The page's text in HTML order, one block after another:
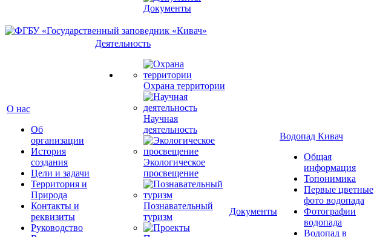
Документы
О нас
Об
организации
История
создания
Цели и задачи
Территория и
Природа
Контакты и
реквизиты
Руководство
Деятельность
Охрана территории
Научная
деятельность
Экологическое
просвещение
Познавательный
туризм
Документы
Водопад Кивач
Общая
информация
Топонимика
Первые цветные
фото водопада
Фотографии
водопада
Водопад в